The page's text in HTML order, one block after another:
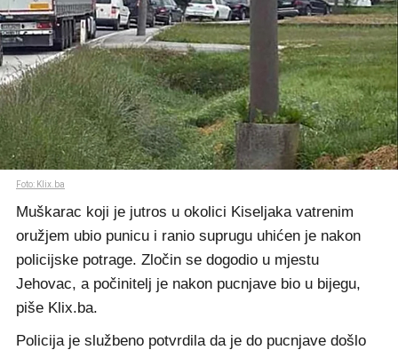
Foto: Klix.ba
Muškarac koji je jutros u okolici Kiseljaka vatrenim
oružjem ubio punicu i ranio suprugu uhićen je nakon
policijske potrage. Zločin se dogodio u mjestu
Jehovac, a počinitelj je nakon pucnjave bio u bijegu,
piše Klix.ba.
Policija je službeno potvrdila da je do pucnjave došlo